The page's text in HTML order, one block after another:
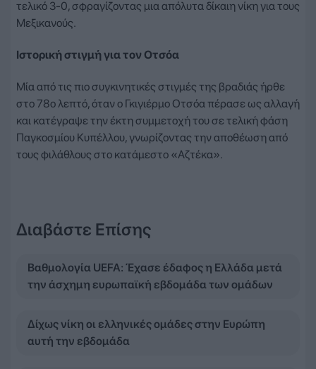
τελικό 3-0, σφραγίζοντας μια απόλυτα δίκαιη νίκη για τους
Μεξικανούς.
Ιστορική στιγμή για τον Οτσόα
Μία από τις πιο συγκινητικές στιγμές της βραδιάς ήρθε
στο 78ο λεπτό, όταν ο Γκιγιέρμο Οτσόα πέρασε ως αλλαγή
και κατέγραψε την έκτη συμμετοχή του σε τελική φάση
Παγκοσμίου Κυπέλλου, γνωρίζοντας την αποθέωση από
τους φιλάθλους στο κατάμεστο «Αζτέκα».
Διαβάστε Επίσης
Βαθμολογία UEFA: Έχασε έδαφος η Ελλάδα μετά
την άσχημη ευρωπαϊκή εβδομάδα των ομάδων
Δίχως νίκη οι ελληνικές ομάδες στην Ευρώπη
αυτή την εβδομάδα